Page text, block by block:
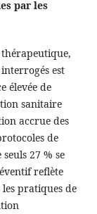
par les
est
élevée de
sanitaire
accrue des
de
27 % se
reflète
pratiques de